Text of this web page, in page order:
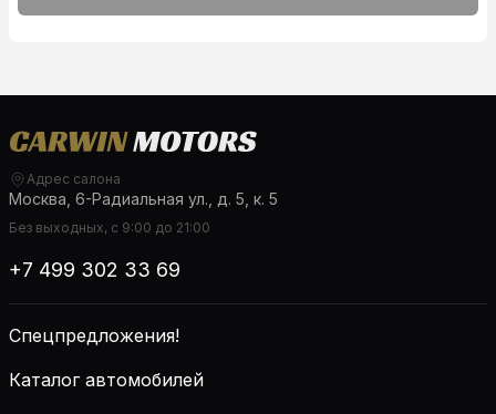
Адрес салона
Москва, 6-Радиальная ул., д. 5, к. 5
Без выходных, с 9:00 до 21:00
+7 499 302 33 69
Спецпредложения!
Каталог автомобилей